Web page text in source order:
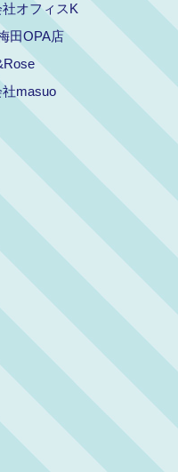
オフィスK
田OPA店
masuo